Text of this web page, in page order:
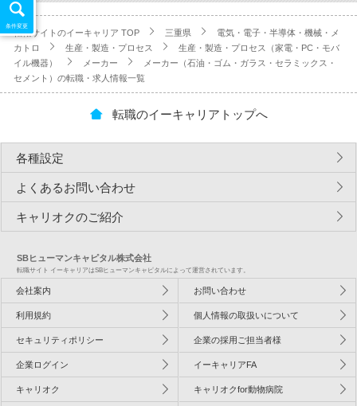
転職サイトのイーキャリア TOP 三重県
電気・電子・半導体・機械・メ
カトロ
生産・製造・プロセス
生産・製造・プロセス（家電・PC・モバ
イル機器）
メーカー
メーカー（石油・ゴム・ガラス・セラミックス・
セメント）の転職・求人情報一覧
条件変更
転職のイーキャリアトップへ
各種設定
よくあるお問い合わせ
キャリオクのご紹介
SBヒューマンキャピタル株式会社
転職サイト イーキャリアはSBヒューマンキャピタルによって運営されています。
会社案内 お問い合わせ
利用規約 個人情報の取扱いについて
セキュリティポリシー 企業の採用ご担当者様
企業ログイン イーキャリアFA
キャリオク キャリオクfor動物病院